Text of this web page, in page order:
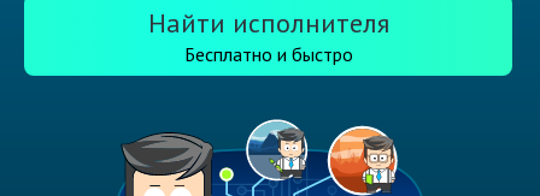
Найти исполнителя
Бесплатно и быстро